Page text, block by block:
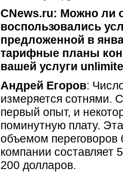
CNews.ru: Можно ли
воспользовались
предложенной в
тарифные планы
вашей услуги
Андрей Егоров:
измеряется сотнями.
первый опыт, и
поминутную плату.
объемом переговоров
компании составляет
200 долларов.